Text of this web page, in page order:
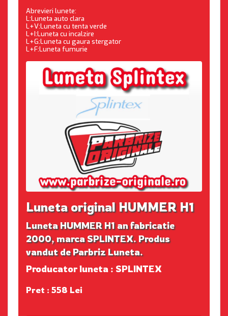
Abrevieri lunete:
L:Luneta auto clara
L+V:Luneta cu tenta verde
L+I:Luneta cu incalzire
L+G:Luneta cu gaura stergator
L+F:Luneta fumurie
Luneta original HUMMER H1
Luneta HUMMER H1 an fabricatie
2000, marca SPLINTEX. Produs
vandut de Parbriz Luneta.
Producator luneta : SPLINTEX
Pret : 558 Lei